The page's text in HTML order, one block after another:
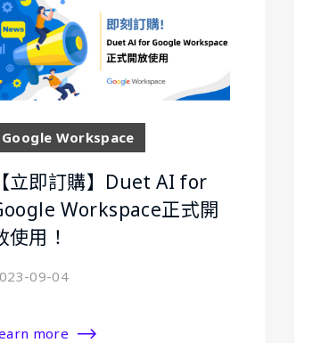
Google Workspace
【立即訂購】Duet AI for
Workspace正式開
使用！
09-04
more